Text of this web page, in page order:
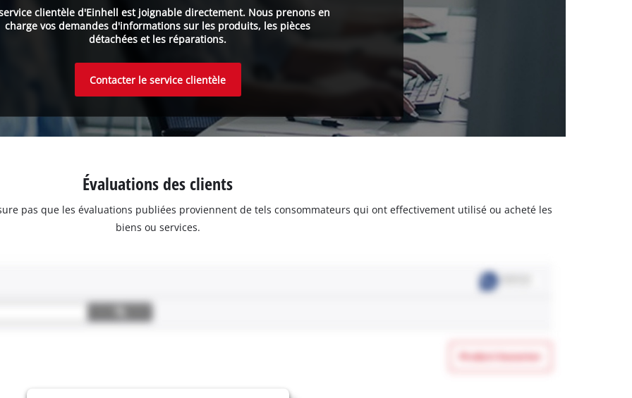
clientèle d'Einhell est joignable directement. Nous prenons en
charge vos demandes d'informations sur les produits, les pièces
détachées et les réparations.
Contacter le service clientèle
Évaluations des clients
pas que les évaluations publiées proviennent de tels consommateurs qui ont effectivement utilisé ou acheté les
biens ou services.